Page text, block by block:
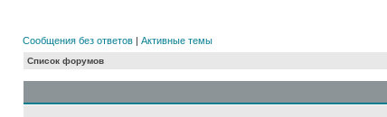
Сообщения без ответов | Активные темы
Список форумов